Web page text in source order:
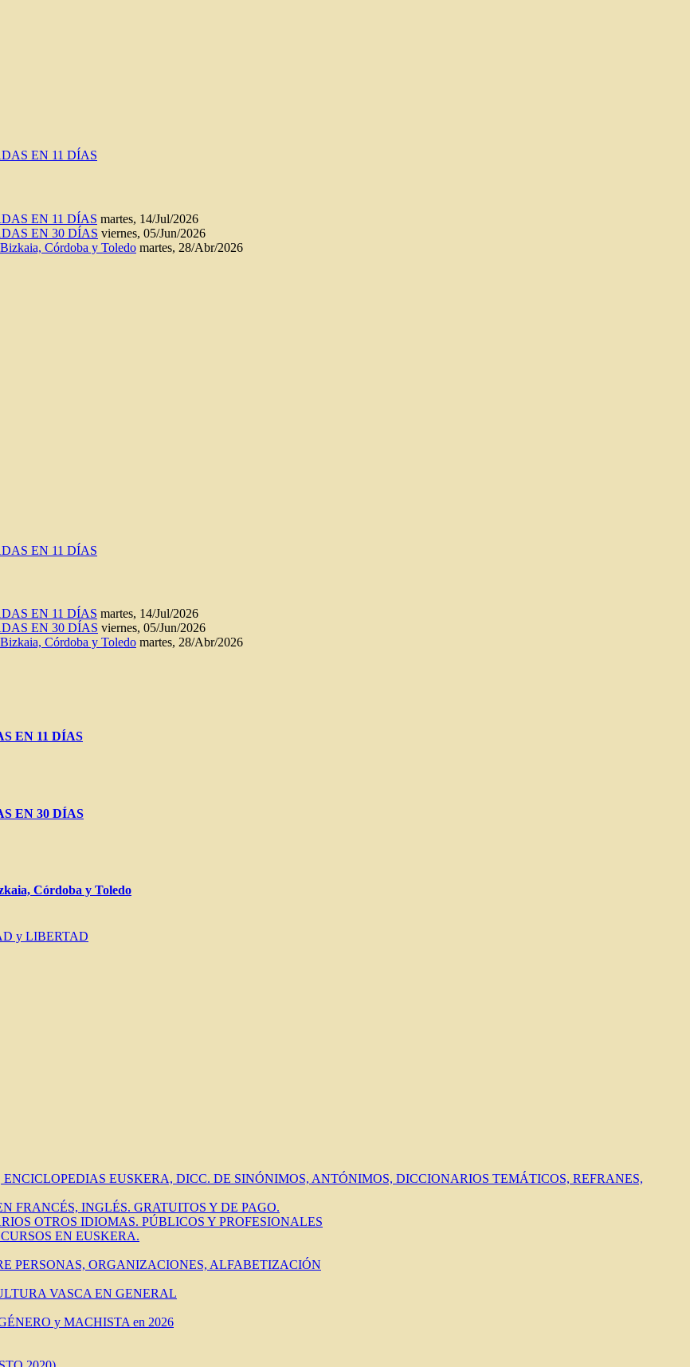
EN 11 DÍAS
EN 11 DÍAS martes, 14/Jul/2026
EN 30 DÍAS viernes, 05/Jun/2026
Córdoba y Toledo martes, 28/Abr/2026
EN 11 DÍAS
EN 11 DÍAS martes, 14/Jul/2026
EN 30 DÍAS viernes, 05/Jun/2026
Córdoba y Toledo martes, 28/Abr/2026
EN 11 DÍAS
EN 30 DÍAS
Córdoba y Toledo
y LIBERTAD
EUSKERA, DICC. DE SINÓNIMOS, ANTÓNIMOS, DICCIONARIOS TEMÁTICOS, REFRANES,
FRANCÉS, INGLÉS. GRATUITOS Y DE PAGO.
OTROS IDIOMAS. PÚBLICOS Y PROFESIONALES
EN EUSKERA.
PERSONAS, ORGANIZACIONES, ALFABETIZACIÓN
VASCA EN GENERAL
y MACHISTA en 2026